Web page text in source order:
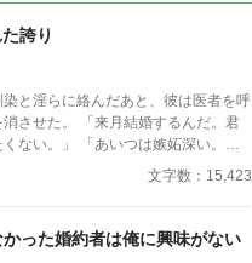
誇り
と淫らに絡んだあと、彼は医者を呼
させた。 「来月結婚するんだ。君
ない。」 「あいつは嫉妬深い。泣
かない。」 「君ももう年頃の残り
俺の印をつけたまま、他のアルフ
薄情な笑みを浮かべながら、一枚の
げ渡す。 「長い間、俺に従ってきた
文字数：15,423
った婚約者は俺に興味がない